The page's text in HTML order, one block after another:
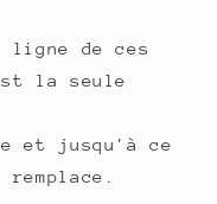
ligne de ces
la seule
et jusqu'à ce